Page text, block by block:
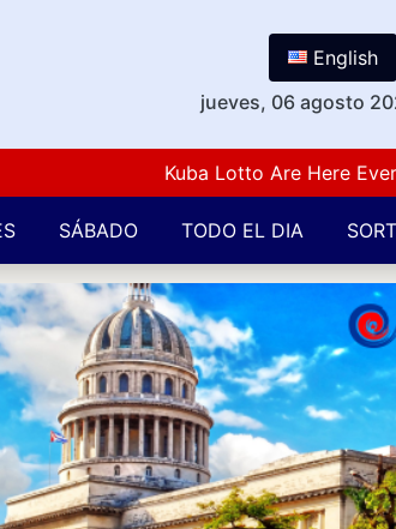
English
jueves, 06 agosto
Kuba Lotto Are Here Every
SÁBADO TODO EL DIA